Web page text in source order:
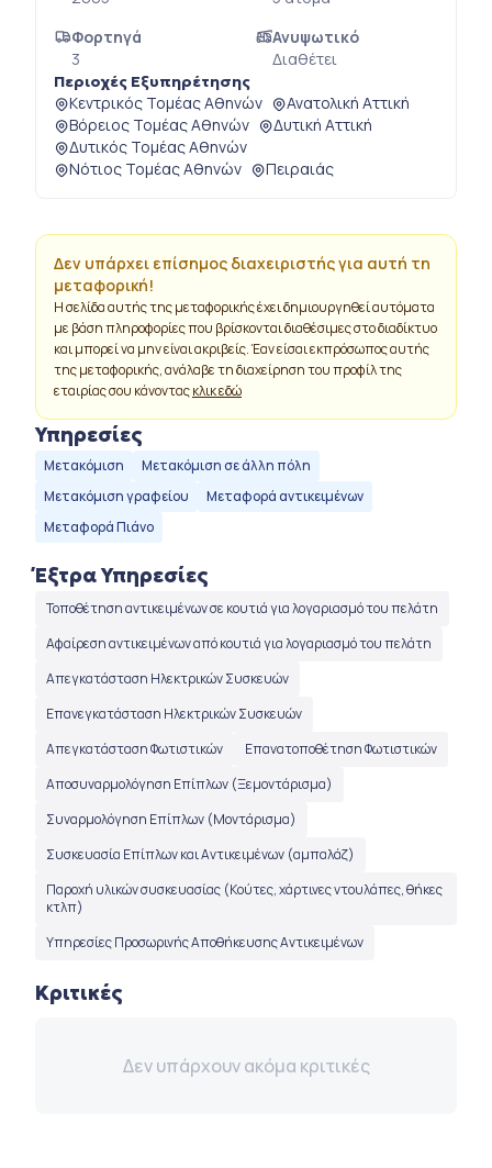
Δεν υπάρχει επίσημος διαχειριστής για αυτή τη
μεταφορική!
Η σελίδα αυτής της μεταφορικής έχει δημιουργηθεί αυτόματα
με βάση πληροφορίες που βρίσκονται διαθέσιμες στο διαδίκτυο
και μπορεί να μην είναι ακριβείς. Έαν είσαι εκπρόσωπος αυτής
της μεταφορικής, ανάλαβε τη διαχείρηση του προφίλ της
εταιρίας σου κάνονταςκλικ εδώ
Υπηρεσίες
Μετακόμιση
Μετακόμιση σε άλλη πόλη
Μετακόμιση γραφείου
Μεταφορά αντικειμένων
Μεταφορά Πιάνο
Έξτρα Υπηρεσίες
Τοποθέτηση αντικειμένων σε κουτιά για λογαριασμό του πελάτη
Αφαίρεση αντικειμένων από κουτιά για λογαριασμό του πελάτη
Απεγκατάσταση Ηλεκτρικών Συσκευών
Επανεγκατάσταση Ηλεκτρικών Συσκευών
Απεγκατάσταση Φωτιστικών
Επανατοποθέτηση Φωτιστικών
Αποσυναρμολόγηση Επίπλων (Ξεμοντάρισμα)
Συναρμολόγηση Επίπλων (Μοντάρισμα)
Συσκευασία Επίπλων και Αντικειμένων (αμπαλάζ)
Παροχή υλικών συσκευασίας (Κούτες, χάρτινες ντουλάπες, θήκες
κτλπ)
Υπηρεσίες Προσωρινής Αποθήκευσης Αντικειμένων
Κριτικές
Δεν υπάρχουν ακόμα κριτικές
Φορτηγά
3
Ανυψωτικό
Διαθέτει
Περιοχές Εξυπηρέτησης
Κεντρικός Τομέας Αθηνών
Ανατολική Αττική
Βόρειος Τομέας Αθηνών
Δυτική Αττική
Δυτικός Τομέας Αθηνών
Νότιος Τομέας Αθηνών
Πειραιάς